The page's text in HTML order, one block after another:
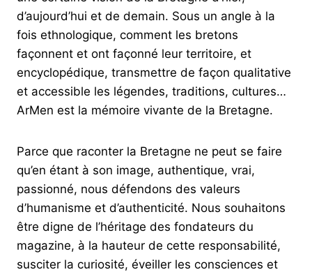
d’aujourd’hui et de demain. Sous un angle à la
fois ethnologique, comment les bretons
façonnent et ont façonné leur territoire, et
encyclopédique, transmettre de façon qualitative
et accessible les légendes, traditions, cultures…
ArMen est la mémoire vivante de la Bretagne.
Parce que raconter la Bretagne ne peut se faire
qu’en étant à son image, authentique, vrai,
passionné, nous défendons des valeurs
d’humanisme et d’authenticité. Nous souhaitons
être digne de l’héritage des fondateurs du
magazine, à la hauteur de cette responsabilité,
susciter la curiosité, éveiller les consciences et